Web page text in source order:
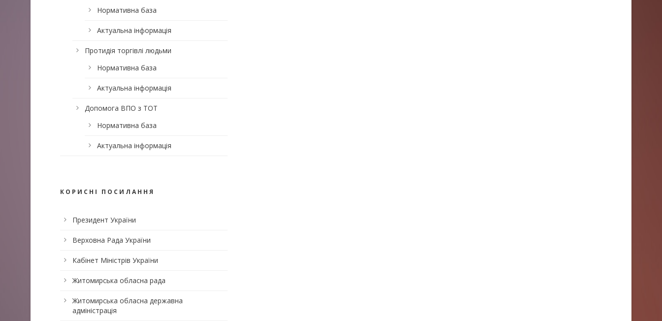
Нормативна база
Актуальна інформація
Протидія торгівлі людьми
Нормативна база
Актуальна інформація
Допомога ВПО з ТОТ
Нормативна база
Актуальна інформація
КОРИСНІ ПОСИЛАННЯ
Президент України
Верховна Рада України
Кабінет Міністрів України
Житомирська обласна рада
Житомирська обласна державна
адміністрація